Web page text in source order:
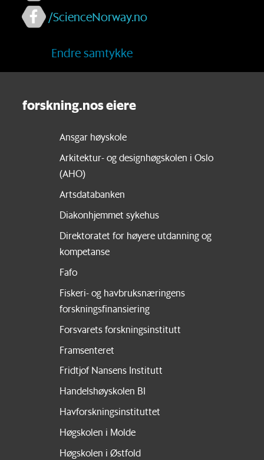
/ScienceNorway.no
Endre samtykke
forskning.nos eiere
Ansgar høyskole
Arkitektur- og designhøgskolen i Oslo
(AHO)
Artsdatabanken
Diakonhjemmet sykehus
Direktoratet for høyere utdanning og
kompetanse
Fafo
Fiskeri- og havbruksnæringens
forskningsfinansiering
Forsvarets forskningsinstitutt
Framsenteret
Fridtjof Nansens Institutt
Handelshøyskolen BI
Havforskningsinstituttet
Høgskolen i Molde
Høgskolen i Østfold